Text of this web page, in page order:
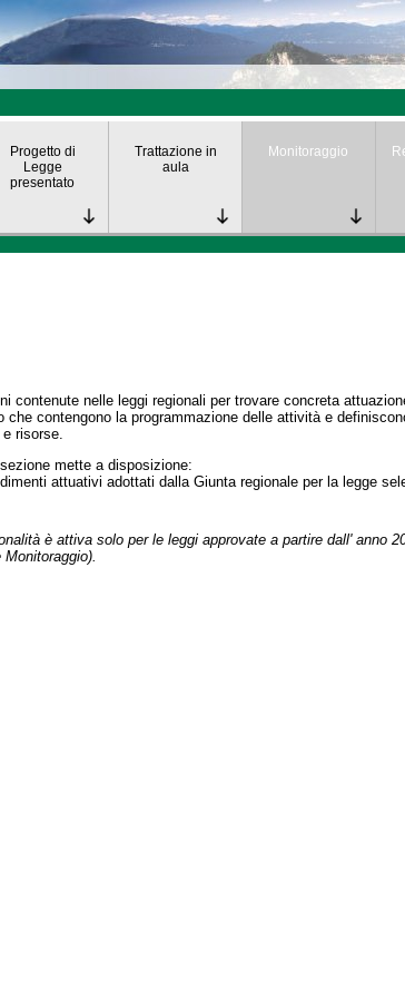
Progetto di
Legge
presentato
Trattazione in
aula
Monitoraggio
contenute nelle leggi regionali per trovare concreta
che contengono la programmazione delle attività e
risorse.
mette a disposizione:
attuativi adottati dalla Giunta regionale per la legge
è attiva solo per le leggi approvate a partire dall' anno